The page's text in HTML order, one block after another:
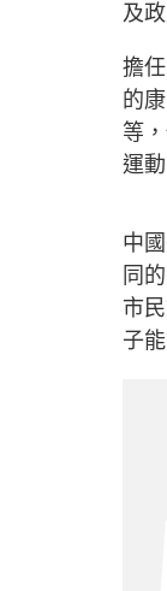
及
擔
的
等
運
中
同
市
子